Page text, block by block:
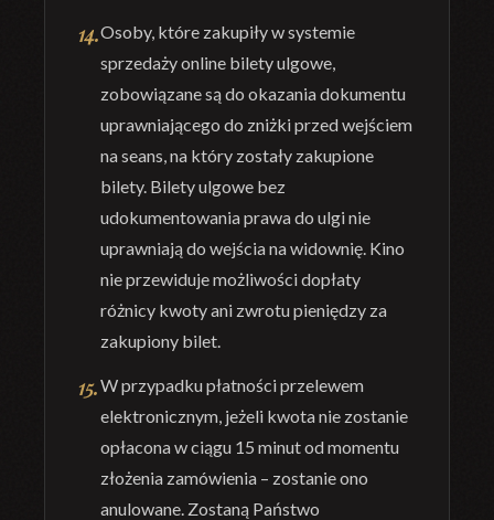
Osoby, które zakupiły w systemie
sprzedaży online bilety ulgowe,
zobowiązane są do okazania dokumentu
uprawniającego do zniżki przed wejściem
na seans, na który zostały zakupione
bilety. Bilety ulgowe bez
udokumentowania prawa do ulgi nie
uprawniają do wejścia na widownię. Kino
nie przewiduje możliwości dopłaty
różnicy kwoty ani zwrotu pieniędzy za
zakupiony bilet.
W przypadku płatności przelewem
elektronicznym, jeżeli kwota nie zostanie
opłaconaw ciągu 15 minut od momentu
złożenia zamówienia – zostanie ono
anulowane. Zostaną Państwo